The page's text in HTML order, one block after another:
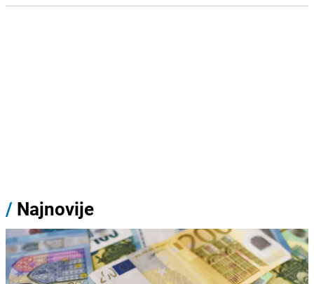
/ Najnovije